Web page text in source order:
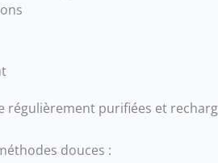
régulièrement purifiées et
douces :